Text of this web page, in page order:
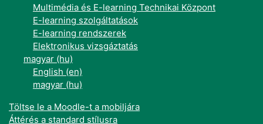
Multimédia és E-learning Technikai Központ
E-learning szolgáltatások
E-learning rendszerek
Elektronikus vizsgáztatás
magyar ‎(hu)‎
English ‎(en)‎
magyar ‎(hu)‎
Töltse le a Moodle-t a mobiljára
Áttérés a standard stílusra